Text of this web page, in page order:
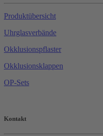
Produktübersicht
Uhrglasverbände
Okklusionspflaster
Okklusionsklappen
OP-Sets
Kontakt